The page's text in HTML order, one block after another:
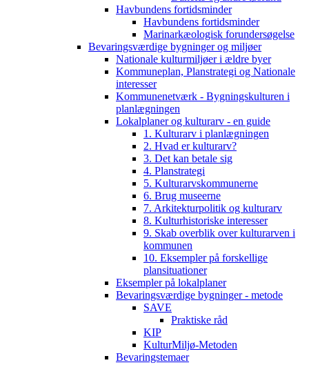
Havbundens fortidsminder
Havbundens fortidsminder
Marinarkæologisk forundersøgelse
Bevaringsværdige bygninger og miljøer
Nationale kulturmiljøer i ældre byer
Kommuneplan, Planstrategi og Nationale
interesser
Kommunenetværk - Bygningskulturen i
planlægningen
Lokalplaner og kulturarv - en guide
1. Kulturarv i planlægningen
2. Hvad er kulturarv?
3. Det kan betale sig
4. Planstrategi
5. Kulturarvskommunerne
6. Brug museerne
7. Arkitekturpolitik og kulturarv
8. Kulturhistoriske interesser
9. Skab overblik over kulturarven i
kommunen
10. Eksempler på forskellige
plansituationer
Eksempler på lokalplaner
Bevaringsværdige bygninger - metode
SAVE
Praktiske råd
KIP
KulturMiljø-Metoden
Bevaringstemaer